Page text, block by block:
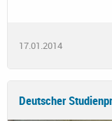
17.01.2014
Deutscher